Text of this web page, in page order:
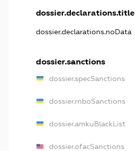
dossier.declarations.title
dossier.declarations.noData
dossier.sanctions
dossier.specSanctions
dossier.rnboSanctions
dossier.amkuBlackList
dossier.ofacSanctions